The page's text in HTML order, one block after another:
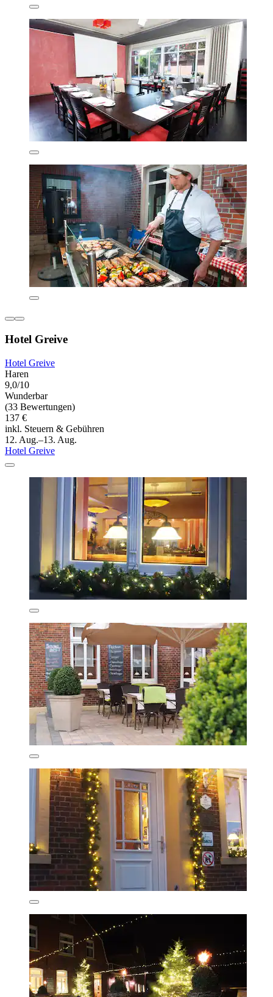
Hotel Greive
Hotel Greive
Haren
9,0/10
Wunderbar
(33 Bewertungen)
137 €
inkl. Steuern & Gebühren
12. Aug.–13. Aug.
Hotel Greive